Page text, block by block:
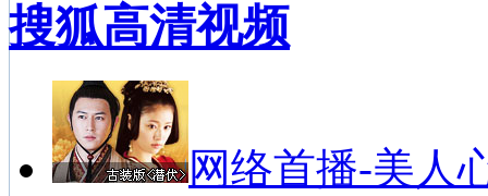
中国基金投资者服务巡讲活动苏州站
2010年陆续将有九场巡讲活动。
搜狐高清视频
网络首播-美人